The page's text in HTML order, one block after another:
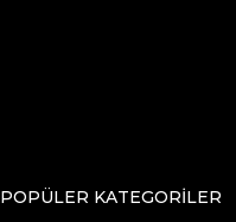
POPÜLER KATEGORİLER